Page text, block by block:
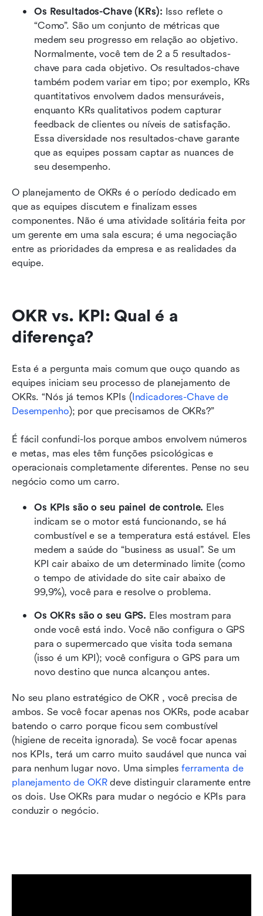
Os Resultados-Chave (KRs): Isso reflete o
“Como”. São um conjunto de métricas que
medem seu progresso em relação ao objetivo.
Normalmente, você tem de 2 a 5 resultados-
chave para cada objetivo. Os resultados-chave
também podem variar em tipo; por exemplo, KRs
quantitativos envolvem dados mensuráveis,
enquanto KRs qualitativos podem capturar
feedback de clientes ou níveis de satisfação.
Essa diversidade nos resultados-chave garante
que as equipes possam captar as nuances de
seu desempenho.
O planejamento de OKRs é o período dedicado em
que as equipes discutem e finalizam esses
componentes. Não é uma atividade solitária feita por
um gerente em uma sala escura; é uma negociação
entre as prioridades da empresa e as realidades da
equipe.
OKR vs. KPI: Qual é a
diferença?
Esta é a pergunta mais comum que ouço quando as
equipes iniciam seu processo de planejamento de
OKRs. “Nós já temos KPIs (Indicadores-Chave de
Desempenho); por que precisamos de OKRs?”
É fácil confundi-los porque ambos envolvem números
e metas, mas eles têm funções psicológicas e
operacionais completamente diferentes. Pense no seu
negócio como um carro.
Os KPIs são o seu painel de controle. Eles
indicam se o motor está funcionando, se há
combustível e se a temperatura está estável. Eles
medem a saúde do “business as usual”. Se um
KPI cair abaixo de um determinado limite (como
o tempo de atividade do site cair abaixo de
99,9%), você para e resolve o problema.
Os OKRs são o seu GPS. Eles mostram para
onde você está indo. Você não configura o GPS
para o supermercado que visita toda semana
(isso é um KPI); você configura o GPS para um
novo destino que nunca alcançou antes.
No seu plano estratégico de OKR , você precisa de
ambos. Se você focar apenas nos OKRs, pode acabar
batendo o carro porque ficou sem combustível
(higiene de receita ignorada). Se você focar apenas
nos KPIs, terá um carro muito saudável que nunca vai
para nenhum lugar novo. Uma simples ferramenta de
planejamento de OKR deve distinguir claramente entre
os dois. Use OKRs para mudar o negócio e KPIs para
conduzir o negócio.